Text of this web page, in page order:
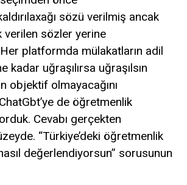
sözü verilmiş ancak
verilen sözler yerine
platformda mülakatların adil
kadar uğraşılırsa uğraşılsın
objektif olmayacağını
de öğretmenlik
Cevabı gerçekten
“Türkiye’deki öğretmenlik
değerlendiyorsun” sorusunun